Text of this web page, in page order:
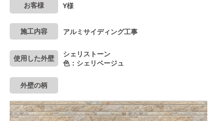
お客様 Y様
施工内容 アルミサイディング工事
使用した外壁
シェリストーン
色：シェリベージュ
外壁の柄